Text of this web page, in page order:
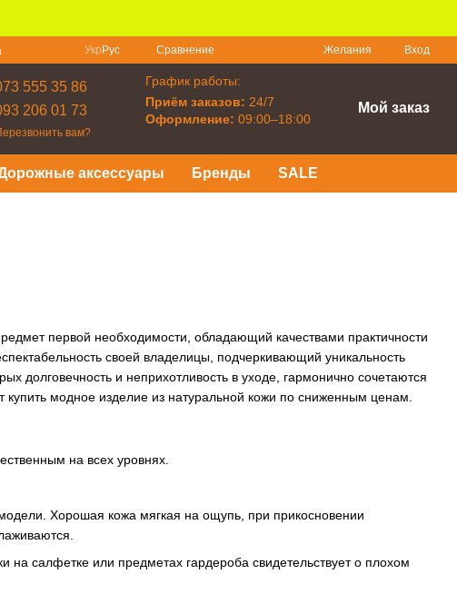
Укр Рус Сравнение Желания Вход
555 35 86
206 01 73
вам?
График работы:
Приём заказов: 24/7
Оформление: 09:00–18:00
Мой заказ
аксессуары Бренды SALE
первой необходимости, обладающий качествами практичности
своей владелицы, подчеркивающий уникальность
долговечность и неприхотливость в уходе, гармонично сочетаются
модное изделие из натуральной кожи по сниженным ценам.
на всех уровнях.
Хорошая кожа мягкая на ощупь, при прикосновении
салфетке или предметах гардероба свидетельствует о плохом